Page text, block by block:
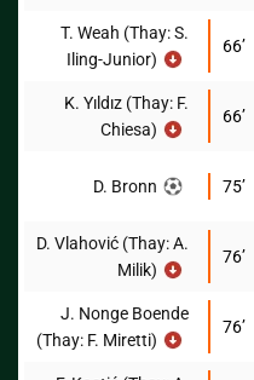
T. Weah (Thay: S.
Iling-Junior)
66’
K. Yıldız (Thay: F.
Chiesa)
66’
D. Bronn 75’
D. Vlahović (Thay: A.
Milik)
76’
J. Nonge Boende
(Thay: F. Miretti)
76’